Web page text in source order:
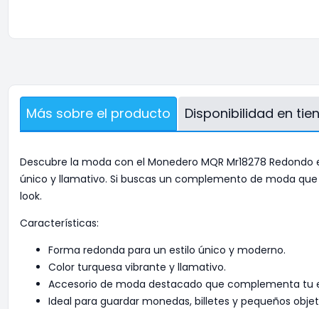
Más sobre el producto Disponibilidad en
Descubre la moda con el Monedero MQR Mr18278
único y llamativo. Si buscas un complemento de moda
look.
Características:
Forma redonda para un estilo único y moderno.
Color turquesa vibrante y llamativo.
Accesorio de moda destacado que complementa tu
Ideal para guardar monedas, billetes y pequeños